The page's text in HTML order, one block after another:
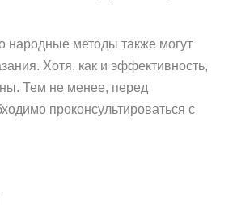
народные методы также могут
Хотя, как и эффективность,
Тем не менее, перед
проконсультироваться с